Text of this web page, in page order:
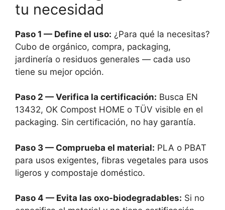
tu necesidad
Paso 1 — Define el uso: ¿Para qué la necesitas?
Cubo de orgánico, compra, packaging,
jardinería o residuos generales — cada uso
tiene su mejor opción.
Paso 2 — Verifica la certificación: Busca EN
13432, OK Compost HOME o TÜV visible en el
packaging. Sin certificación, no hay garantía.
Paso 3 — Comprueba el material: PLA o PBAT
para usos exigentes, fibras vegetales para usos
ligeros y compostaje doméstico.
Paso 4 — Evita las oxo-biodegradables: Si no